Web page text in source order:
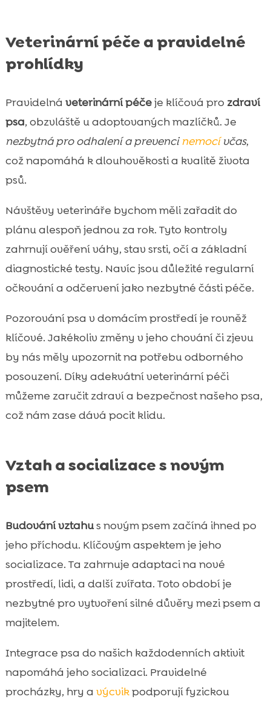
Veterinární péče a pravidelné
prohlídky
Pravidelná veterinární péčeje klíčová pro zdraví
psa, obzvláště u adoptovaných mazlíčků. Je
nezbytná pro odhalení a prevencinemocívčas,
což napomáhá k dlouhověkosti a kvalitě života
psů.
Návštěvy veterináře bychom měli zařadit do
plánu alespoň jednou za rok. Tyto kontroly
zahrnují ověření váhy, stav srsti, očí a základní
diagnostické testy. Navíc jsou důležité regularní
očkování a odčervení jako nezbytné části péče.
Pozorování psa v domácím prostředí je rovněž
klíčové. Jakékoliv změny v jeho chování či zjevu
by nás měly upozornit na potřebu odborného
posouzení. Díky adekvátní veterinární péči
můžeme zaručit zdraví a bezpečnost našeho psa,
což nám zase dává pocit klidu.
Vztah a socializace s novým
psem
Budování vztahus novým psem začíná ihned po
jeho příchodu. Klíčovým aspektem je jeho
socializace. Ta zahrnuje adaptaci na nové
prostředí, lidi, a další zvířata. Toto období je
nezbytné pro vytvoření silné důvěry mezi psem a
majitelem.
Integrace psa do našich každodenních aktivit
napomáhá jeho socializaci. Pravidelné
procházky, hry a výcvikpodporují fyzickou